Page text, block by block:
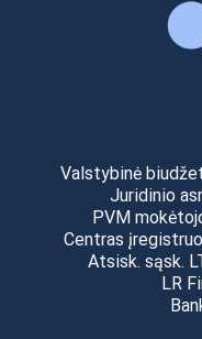
Valstybinė
Juridinio
PVM
Centras
Atsisk. sąsk.
LR